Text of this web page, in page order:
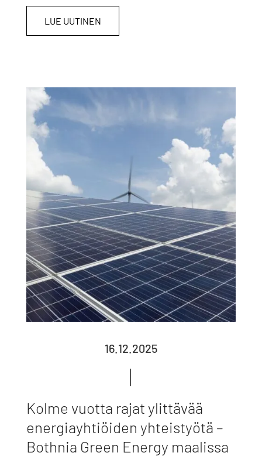
LUE UUTINEN
16.12.2025
Kolme vuotta rajat ylittävää
energiayhtiöiden yhteistyötä –
Bothnia Green Energy maalissa